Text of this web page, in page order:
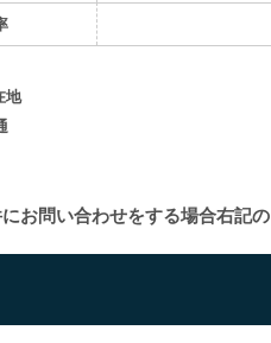
地
お問い合わせをする場合右記の